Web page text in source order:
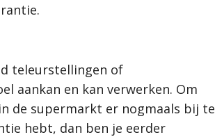
teleurstellingen of
aankan en kan verwerken. Om
de supermarkt er nogmaals bij te
hebt, dan ben je eerder